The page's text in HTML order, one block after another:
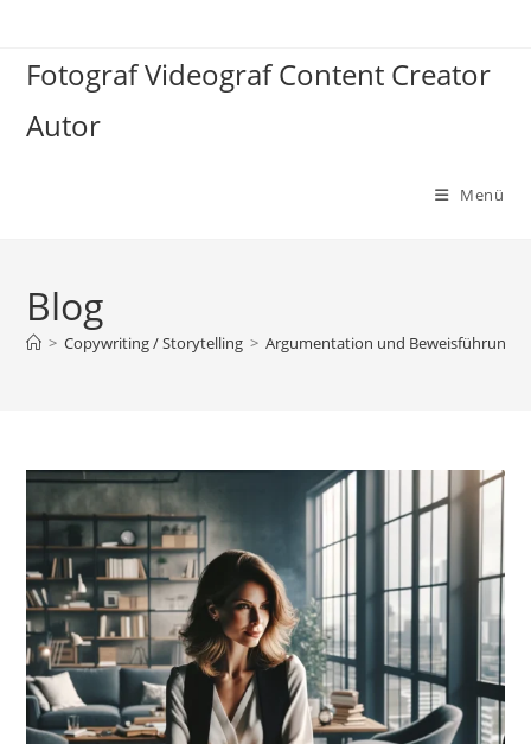
springen
Fotograf Videograf Content Creator
Autor
Menü
Blog
> Copywriting / Storytelling > Argumentation und Beweisführung.